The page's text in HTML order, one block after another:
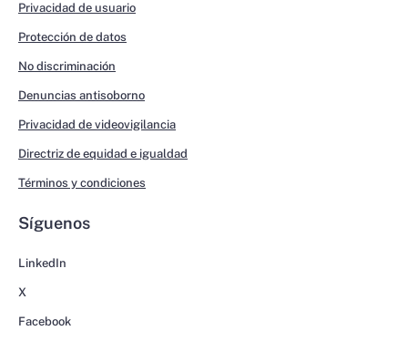
Privacidad de usuario
Protección de datos
No discriminación
Denuncias antisoborno
Privacidad de videovigilancia
Directriz de equidad e igualdad
Términos y condiciones
Síguenos
LinkedIn
X
Facebook